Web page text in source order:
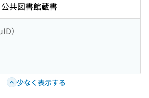
共図書館蔵書
）
少なく表示する